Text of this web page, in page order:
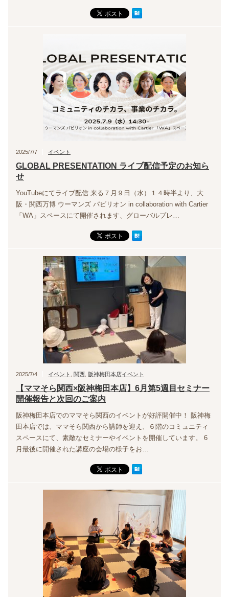
2025/7/7 イベント
GLOBAL PRESENTATION ライブ配信予定のお知ら
せ
YouTubeにてライブ配信 来る７月９日（水）１４時半より、大
阪・関西万博 ウーマンズ パビリオン in collaboration with Cartier
「WA」スペースにて開催されます、グローバルプレ…
2025/7/4 イベント 関西 阪神梅田本店イベント
【ママそら関西×阪神梅田本店】6月第5週目セミナー
開催報告と次回のご案内
阪神梅田本店でのママそら関西のイベントが好評開催中！ 阪神梅
田本店では、ママそら関西から講師を迎え、６階のコミュニティ
スペースにて、素敵なセミナーやイベントを開催しています。 6
月最後に開催された講座の会場の様子をお…